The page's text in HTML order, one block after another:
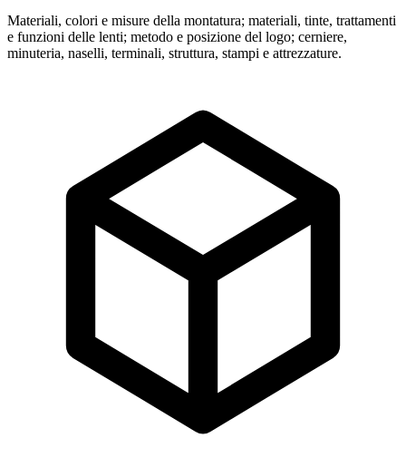
Materiali, colori e misure della montatura; materiali, tinte, trattamenti
e funzioni delle lenti; metodo e posizione del logo; cerniere,
minuteria, naselli, terminali, struttura, stampi e attrezzature.